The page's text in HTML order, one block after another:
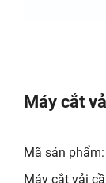
Máy cắt
Mã sản phẩm:
Máy cắt vải